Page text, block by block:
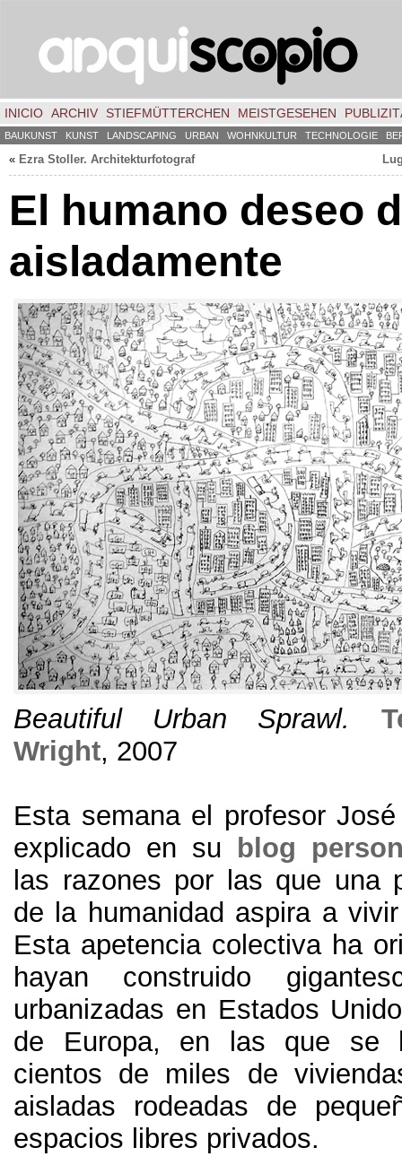
INICIO ARCHIV STIEFMÜTTERCHEN MEISTGESEHEN
BAUKUNST KUNST LANDSCAPING URBAN WOHNKULTUR TECHNOLOGIE
« Ezra Stoller. Architekturfotograf
El humano deseo
aisladamente
Beautiful Urban Sprawl.
Wright, 2007
Esta semana el profesor
explicado en su
blog
las razones por las que una
de la humanidad aspira a
Esta apetencia colectiva ha
hayan construido
urbanizadas en Estados
de Europa, en las que se
cientos de miles de
aisladas rodeadas de
espacios libres privados.